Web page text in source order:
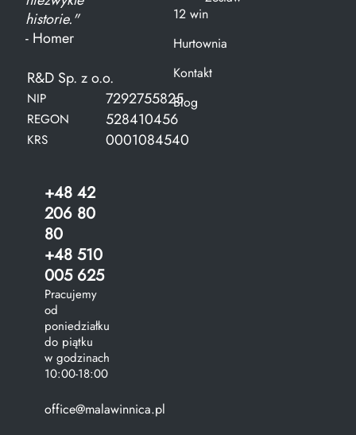
historie."
- Homer
R&D Sp. z o.o.
NIP 7292755825
REGON 528410456
KRS 0001084540
+48 42
206 80
80
+48 510
005 625
Pracujemy
od
poniedziałku
do piątku
w godzinach
10:00-18:00
office@malawinnica.pl
12 win
Hurtownia
Kontakt
Blog